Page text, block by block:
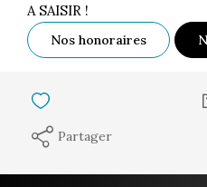
A SAISIR !
Nos honoraires
Partager